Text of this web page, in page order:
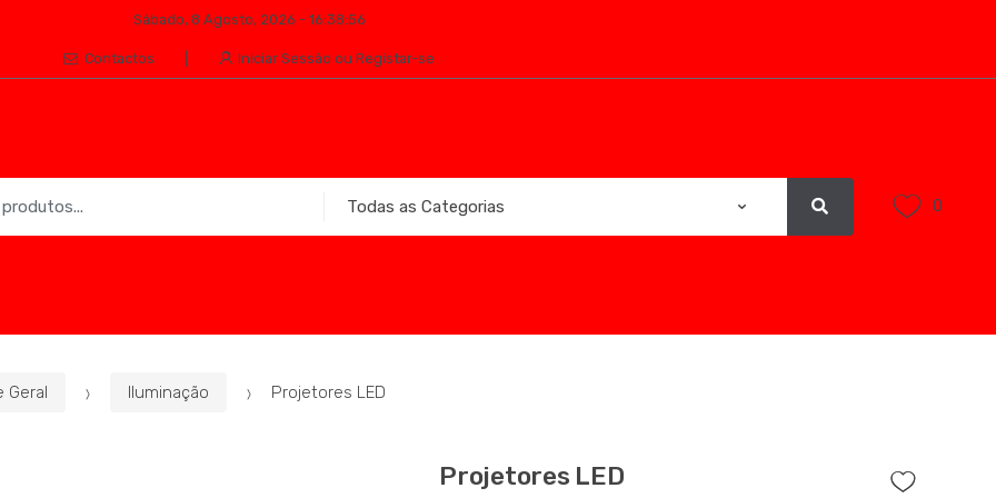
Sábado, 8 Agosto, 2026 - 16:38:56
Contactos Iniciar Sessão ou Registar-se
0
Geral Iluminação Projetores LED
Projetores LED